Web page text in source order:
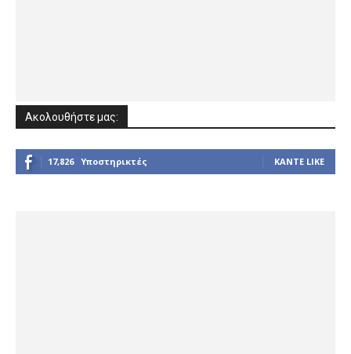
Ακολουθήστε μας:
17,826 Υποστηρικτές ΚΆΝΤΕ LIKE